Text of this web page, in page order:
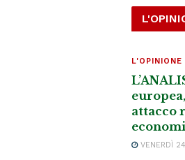
L'OPINIONE
attacco
VENERDÌ